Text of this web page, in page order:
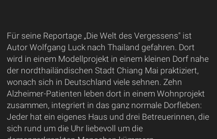
Für seine Reportage „Die Welt des Vergessens" ist
Autor Wolfgang Luck nach Thailand gefahren. Dort
wird in einem Modellprojekt in einem kleinen Dorf nahe
der nordthailändischen Stadt Chiang Mai praktiziert,
wonach sich in Deutschland viele sehnen. Zehn
Alzheimer-Patienten leben dort in einem Wohnprojekt
zusammen, integriert in das ganz normale Dorfleben:
Jeder hat ein eigenes Haus und drei Betreuerinnen, die
sich rund um die Uhr liebevoll um die